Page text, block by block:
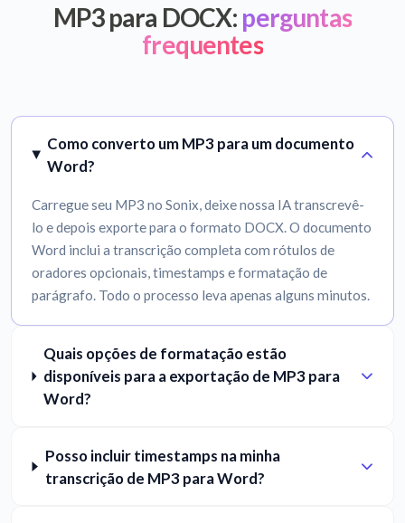
MP3 para DOCX: perguntas
frequentes
Como converto um MP3 para um documento
Word?
Carregue seu MP3 no Sonix, deixe nossa IA transcrevê-
lo e depois exporte para o formato DOCX. O documento
Word inclui a transcrição completa com rótulos de
oradores opcionais, timestamps e formatação de
parágrafo. Todo o processo leva apenas alguns minutos.
Quais opções de formatação estão
disponíveis para a exportação de MP3 para
Word?
Posso incluir timestamps na minha
transcrição de MP3 para Word?